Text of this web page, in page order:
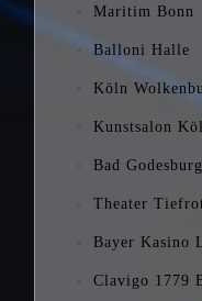
Maritim Bonn
Balloni Halle
Köln
Kunstsalon
Bad
Theater
Bayer Kasino
Clavigo 1779